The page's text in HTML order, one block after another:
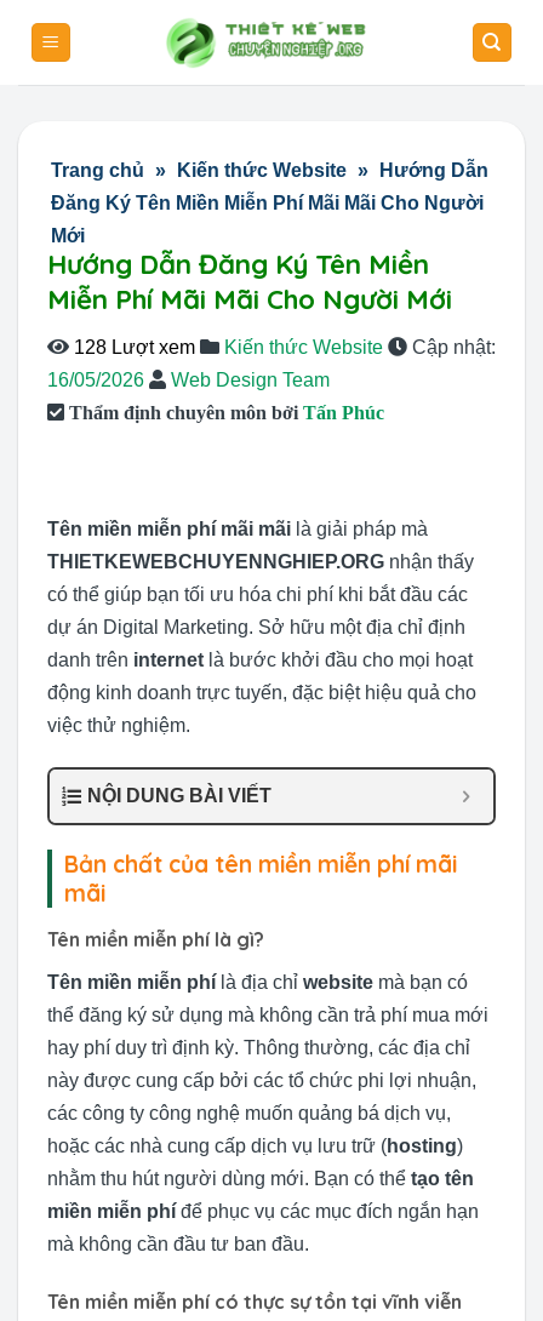
content
Trang chủ » Kiến thức Website »
Hướng Dẫn
Đăng Ký Tên Miền Miễn Phí Mãi Mãi Cho Người
Mới
Hướng Dẫn Đăng Ký Tên Miền
Miễn Phí Mãi Mãi Cho Người Mới
128 Lượt xem Kiến thức Website
Cập nhật:
16/05/2026
Web Design Team
Thẩm định chuyên môn bởi Tấn Phúc
Tên miền miễn phí mãi mãi là giải pháp mà
THIETKEWEBCHUYENNGHIEP.ORG nhận thấy
có thể giúp bạn tối ưu hóa chi phí khi bắt đầu các
dự án Digital Marketing. Sở hữu một địa chỉ định
danh trên internet là bước khởi đầu cho mọi hoạt
động kinh doanh trực tuyến, đặc biệt hiệu quả cho
việc thử nghiệm.
NỘI DUNG BÀI VIẾT
Bản chất của tên miền miễn phí mãi
mãi
Tên miền miễn phí là gì?
Tên miền miễn phí là địa chỉ website mà bạn có
thể đăng ký sử dụng mà không cần trả phí mua mới
hay phí duy trì định kỳ. Thông thường, các địa chỉ
này được cung cấp bởi các tổ chức phi lợi nhuận,
các công ty công nghệ muốn quảng bá dịch vụ,
hoặc các nhà cung cấp dịch vụ lưu trữ (hosting)
nhằm thu hút người dùng mới. Bạn có thể tạo tên
miền miễn phí để phục vụ các mục đích ngắn hạn
mà không cần đầu tư ban đầu.
Tên miền miễn phí có thực sự tồn tại vĩnh viễn